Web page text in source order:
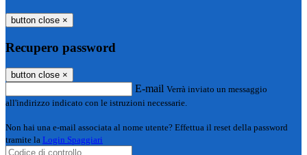
button close ×
Recupero password
button close ×
E-mail Verrà inviato un messaggio
all'indirizzo indicato con le istruzioni necessarie.
Non hai una e-mail associata al nome utente? Effettua il reset della password
tramite la Login Spaggiari